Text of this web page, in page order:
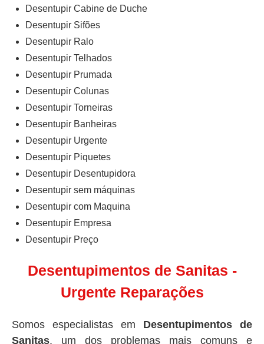
Desentupir Cabine de Duche
Desentupir Sifões
Desentupir Ralo
Desentupir Telhados
Desentupir Prumada
Desentupir Colunas
Desentupir Torneiras
Desentupir Banheiras
Desentupir Urgente
Desentupir Piquetes
Desentupir Desentupidora
Desentupir sem máquinas
Desentupir com Maquina
Desentupir Empresa
Desentupir Preço
Desentupimentos de Sanitas -
Urgente Reparações
Somos especialistas em Desentupimentos de
Sanitas, um dos problemas mais comuns e